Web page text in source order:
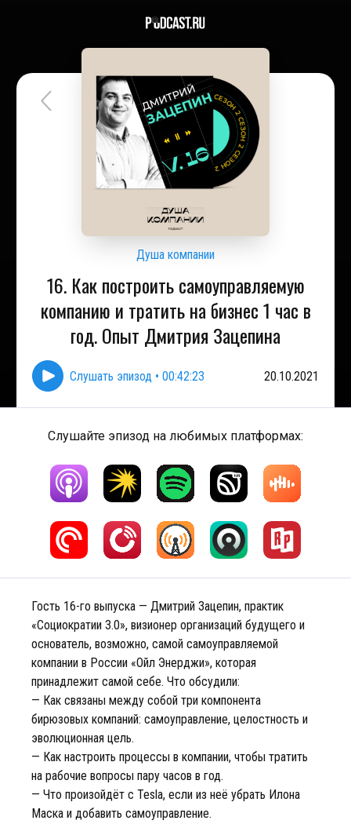
Душа компании
16. Как построить самоуправляемую
компанию и тратить на бизнес 1 час в
год. Опыт Дмитрия Зацепина
Слушать эпизод • 00:42:23 20.10.2021
Слушайте эпизод на любимых платформах:
Гость 16-го выпуска — Дмитрий Зацепин, практик
«Социократии 3.0», визионер организаций будущего и
основатель, возможно, самой самоуправляемой
компании в России «Ойл Энерджи», которая
принадлежит самой себе. Что обсудили:
— Как связаны между собой три компонента
бирюзовых компаний: самоуправление, целостность и
эволюционная цель.
— Как настроить процессы в компании, чтобы тратить
на рабочие вопросы пару часов в год.
— Что произойдёт с Tesla, если из неё убрать Илона
Маска и добавить самоуправление.